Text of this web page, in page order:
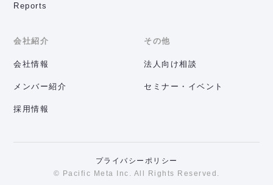
Reports
会社紹介
会社情報
メンバー紹介
採用情報
その他
法人向け相談
セミナー・イベント
プライバシーポリシー
© Pacific Meta Inc. All Rights Reserved.